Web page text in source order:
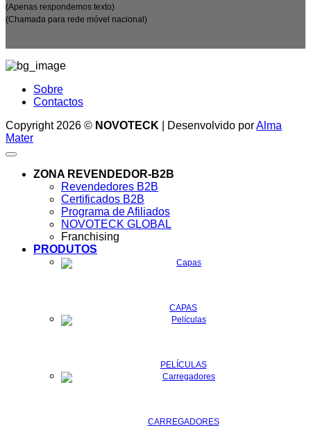
(Apenas respondemos texto)
(Chamada para rede móvel nacional)
Sobre
Contactos
Copyright 2026 © NOVOTECK | Desenvolvido porAlma
Mater
ZONA REVENDEDOR-B2B
Revendedores B2B
Certificados B2B
Programa de Afiliados
NOVOTECK GLOBAL
Franchising
PRODUTOS
CAPAS
PELÍCULAS
CARREGADORES